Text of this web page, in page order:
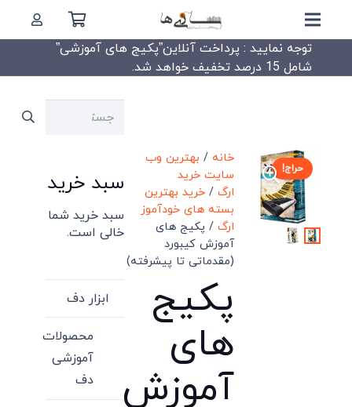
توجه نمایید : پرداخت آنلاین”پکیج های آموزشی”
شامل 15 درصد تخفیف خواهد شد.
حراج!
خانه / بهترین وب
سایت خرید
ارگ /خرید بهترین
بسته های خودآموز
ارگ / پکیج های
آموزش کیبورد
(مقدماتی تا پیشرفته)
پکیج
های
آموزش
جستجو
سبد خرید
سبد خرید شما
خالی است.
ابزار دف
محصولات
آموزشی
دف